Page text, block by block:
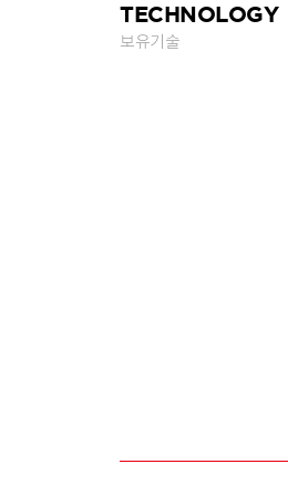
TECHNOLOGY
보유기술